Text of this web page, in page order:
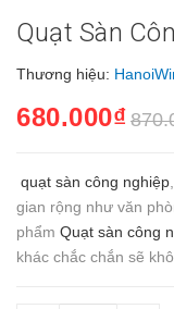
Quạt Sàn
Thương hiệu:
680.000₫
quạt sàn công nghiệp
gian rộng như văn
phẩm Quạt sàn công
khác chắc chắn sẽ